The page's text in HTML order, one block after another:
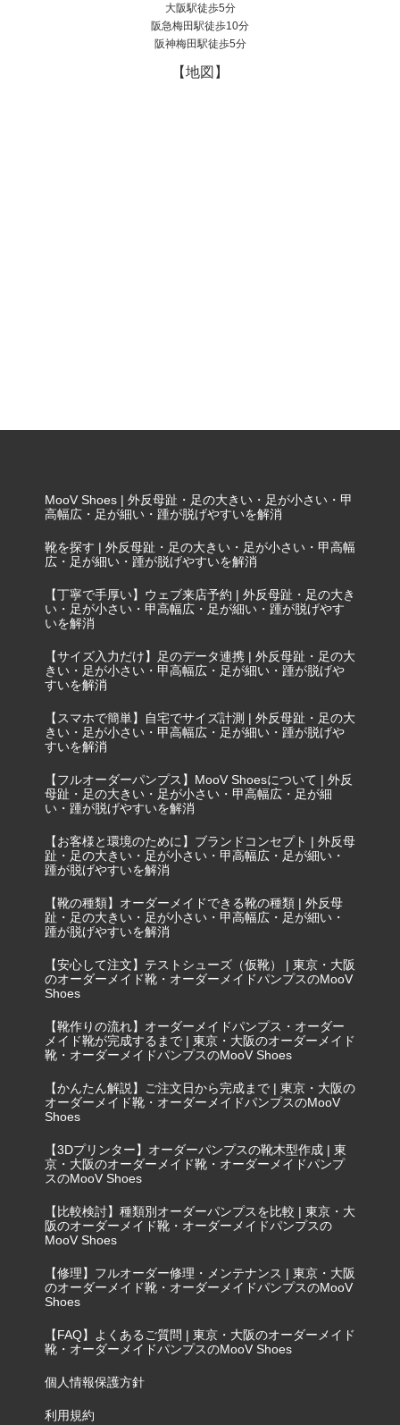
大阪駅徒歩5分
阪急梅田駅徒歩10分
阪神梅田駅徒歩5分
【地図】
MooV Shoes | 外反母趾・足の大きい・足が小さい・甲
高幅広・足が細い・踵が脱げやすいを解消
靴を探す | 外反母趾・足の大きい・足が小さい・甲高幅
広・足が細い・踵が脱げやすいを解消
【丁寧で手厚い】ウェブ来店予約 | 外反母趾・足の大き
い・足が小さい・甲高幅広・足が細い・踵が脱げやす
いを解消
【サイズ入力だけ】足のデータ連携 | 外反母趾・足の大
きい・足が小さい・甲高幅広・足が細い・踵が脱げや
すいを解消
【スマホで簡単】自宅でサイズ計測 | 外反母趾・足の大
きい・足が小さい・甲高幅広・足が細い・踵が脱げや
すいを解消
【フルオーダーパンプス】MooV Shoesについて | 外反
母趾・足の大きい・足が小さい・甲高幅広・足が細
い・踵が脱げやすいを解消
【お客様と環境のために】ブランドコンセプト | 外反母
趾・足の大きい・足が小さい・甲高幅広・足が細い・
踵が脱げやすいを解消
【靴の種類】オーダーメイドできる靴の種類 | 外反母
趾・足の大きい・足が小さい・甲高幅広・足が細い・
踵が脱げやすいを解消
【安心して注文】テストシューズ（仮靴） | 東京・大阪
のオーダーメイド靴・オーダーメイドパンプスのMooV
Shoes
【靴作りの流れ】オーダーメイドパンプス・オーダー
メイド靴が完成するまで | 東京・大阪のオーダーメイド
靴・オーダーメイドパンプスのMooV Shoes
【かんたん解説】ご注文日から完成まで | 東京・大阪の
オーダーメイド靴・オーダーメイドパンプスのMooV
Shoes
【3Dプリンター】オーダーパンプスの靴木型作成 | 東
京・大阪のオーダーメイド靴・オーダーメイドパンプ
スのMooV Shoes
【比較検討】種類別オーダーパンプスを比較 | 東京・大
阪のオーダーメイド靴・オーダーメイドパンプスの
MooV Shoes
【修理】フルオーダー修理・メンテナンス | 東京・大阪
のオーダーメイド靴・オーダーメイドパンプスのMooV
Shoes
【FAQ】よくあるご質問 | 東京・大阪のオーダーメイド
靴・オーダーメイドパンプスのMooV Shoes
個人情報保護方針
利用規約